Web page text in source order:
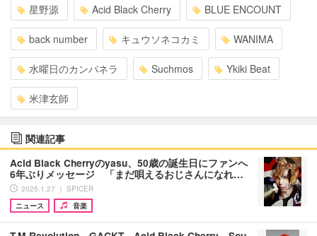
星野源 Acid Black Cherry BLUE ENCOUNT
back number キュウソネコカミ WANIMA
水曜日のカンパネラ Suchmos Ykiki Beat
米津玄師
関連記事
Acid Black Cherryのyasu、50歳の誕生日にファンへ
6年ぶりメッセージ 「まだ唄えるおじさんになれ…
2025.1.27 ｜ SPICER
ニュース
音楽